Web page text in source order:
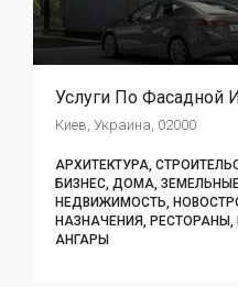
Киев, Украина, 02000
АРХИТЕКТУРА,
БИЗНЕС, ДОМА,
НЕДВИЖИМОСТЬ,
НАЗНАЧЕНИЯ,
АНГАРЫ